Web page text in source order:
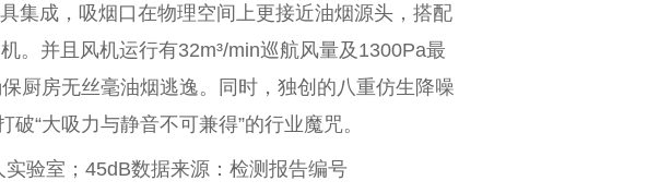
集成，吸烟口在物理空间上更接近油烟源头，搭配
机。并且风机运行有32m³/min巡航风量及1300Pa最
厨房无丝毫油烟逃逸。同时，独创的八重仿生降噪
“大吸力与静音不可兼得”的行业魔咒。
验室；45dB数据来源：检测报告编号